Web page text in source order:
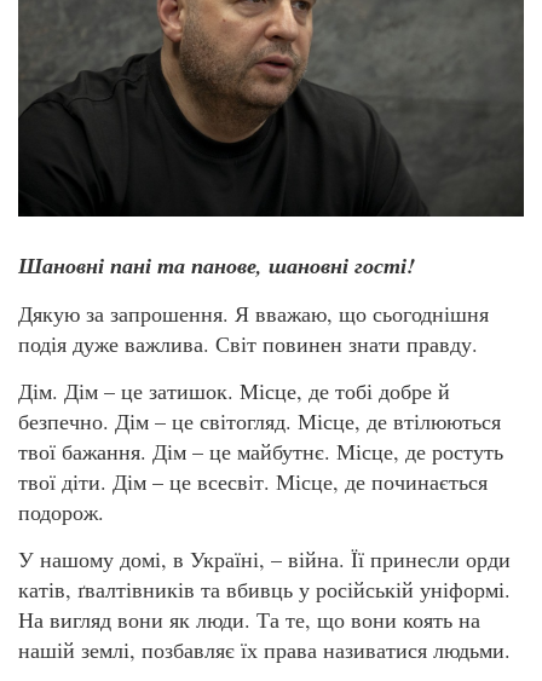
Шановні пані та панове, шановні гості!
Дякую за запрошення. Я вважаю, що сьогоднішня
подія дуже важлива. Світ повинен знати правду.
Дім. Дім – це затишок. Місце, де тобі добре й
безпечно. Дім – це світогляд. Місце, де втілюються
твої бажання. Дім – це майбутнє. Місце, де ростуть
твої діти. Дім – це всесвіт. Місце, де починається
подорож.
У нашому домі, в Україні, – війна. Її принесли орди
катів, ґвалтівників та вбивць у російській уніформі.
На вигляд вони як люди. Та те, що вони коять на
нашій землі, позбавляє їх права називатися людьми.